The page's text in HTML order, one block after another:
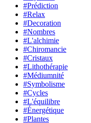
#Prédiction
#Relax
#Decoration
#Nombres
#L'alchimie
#Chiromancie
#Cristaux
#Lithothérapie
#Médiumnité
#Symbolisme
#Cycles
#L'équilibre
#Énergétique
#Plantes